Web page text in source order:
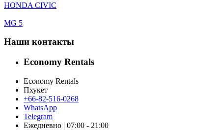
Offers
HONDA CIVIC
MG 5
Наши контакты
Economy Rentals
Economy Rentals
Пхукет
+66-82-516-0268
WhatsApp
Telegram
Ежедневно | 07:00 - 21:00